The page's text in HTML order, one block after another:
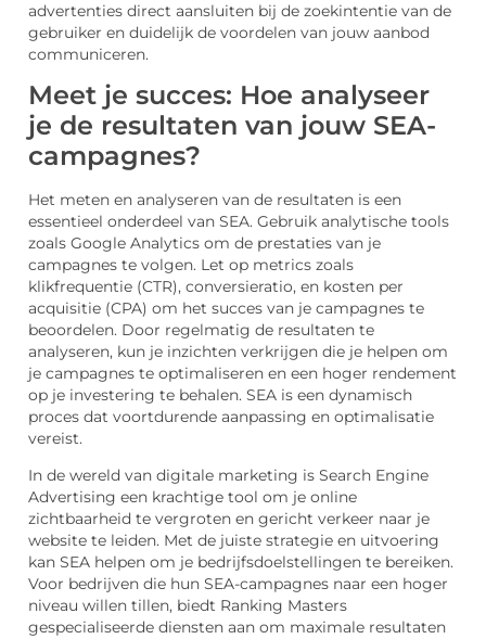
advertenties direct aansluiten bij de zoekintentie van de
gebruiker en duidelijk de voordelen van jouw aanbod
communiceren.
Meet je succes: Hoe analyseer
je de resultaten van jouw SEA-
campagnes?
Het meten en analyseren van de resultaten is een
essentieel onderdeel van SEA. Gebruik analytische tools
zoals Google Analytics om de prestaties van je
campagnes te volgen. Let op metrics zoals
klikfrequentie (CTR), conversieratio, en kosten per
acquisitie (CPA) om het succes van je campagnes te
beoordelen. Door regelmatig de resultaten te
analyseren, kun je inzichten verkrijgen die je helpen om
je campagnes te optimaliseren en een hoger rendement
op je investering te behalen. SEA is een dynamisch
proces dat voortdurende aanpassing en optimalisatie
vereist.
In de wereld van digitale marketing is Search Engine
Advertising een krachtige tool om je online
zichtbaarheid te vergroten en gericht verkeer naar je
website te leiden. Met de juiste strategie en uitvoering
kan SEA helpen om je bedrijfsdoelstellingen te bereiken.
Voor bedrijven die hun SEA-campagnes naar een hoger
niveau willen tillen, biedt Ranking Masters
gespecialiseerde diensten aan om maximale resultaten